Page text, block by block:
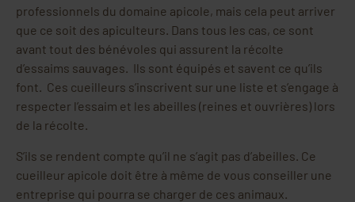
professionnels du domaine apicole, mais cela peut arriver
que ce soit des apiculteurs. Dans tous les cas, ce sont
avant tout des bénévoles qui assurent la récolte
d’essaims sauvages. Ils sont équipés et savent ce qu’ils
font. Ces cueilleurs s’inscrivent sur une liste et s’engage à
respecter l’essaim et les abeilles (reines et ouvrières) lors
de la récolte.
S’ils se rendent compte qu’il ne s’agit pas d’abeilles. Ce
cueilleur apicole doit être à même de vous conseiller une
entreprise qui pourra se charger de ces animaux.